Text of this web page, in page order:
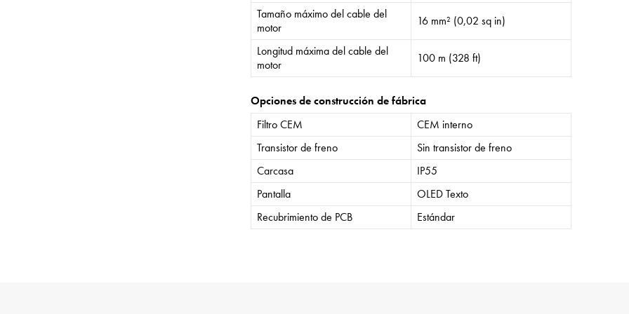
Tamaño máximo del cable del
motor
16 mm² (0,02 sq in)
Longitud máxima del cable del
motor
100 m (328 ft)
Opciones de construcción de fábrica
Filtro CEM
CEM interno
Transistor de freno
Sin transistor de freno
Carcasa
IP55
Pantalla
OLED Texto
Recubrimiento de PCB
Estándar